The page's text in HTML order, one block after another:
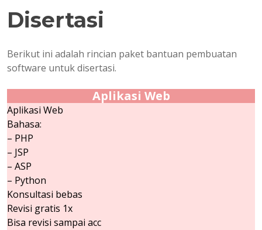
Disertasi
Berikut ini adalah rincian paket bantuan pembuatan
software untuk disertasi.
Aplikasi Web
Aplikasi Web
Bahasa:
– PHP
– JSP
– ASP
– Python
Konsultasi bebas
Revisi gratis 1x
Bisa revisi sampai acc